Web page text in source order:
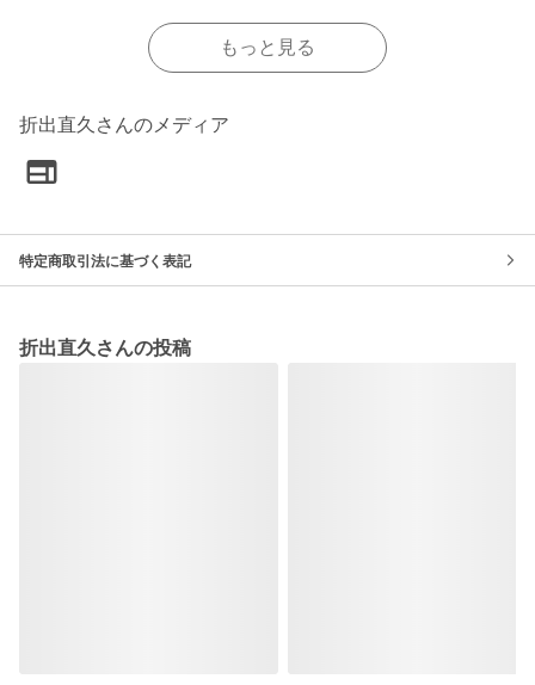
もっと見る
折出直久さんのメディア
特定商取引法に基づく表記
折出直久さんの投稿